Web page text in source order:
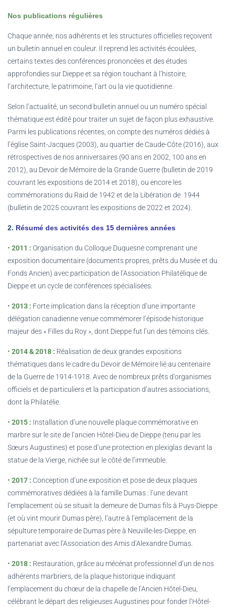
Nos publications régulières
Chaque année, nos adhérents et les structures officielles reçoivent
un bulletin annuel en couleur. Il reprend les activités écoulées,
certains textes des conférences prononcées et des études
approfondies sur Dieppe et sa région touchant à l’histoire,
l’architecture, le patrimoine, l’art ou la vie quotidienne.
Selon l’actualité, un second bulletin annuel ou un numéro spécial
thématique est édité pour traiter un sujet de façon plus exhaustive.
Parmi les publications récentes, on compte des numéros dédiés à
l’église Saint-Jacques (2003), au quartier de Caude-Côte (2016), aux
rétrospectives de nos anniversaires (90 ans en 2002, 100 ans en
2012), au Devoir de Mémoire de la Grande Guerre (bulletin de 2019
couvrant les expositions de 2014 et 2018), ou encore les
commémorations du Raid de 1942 et de la Libération de 1944
(bulletin de 2025 couvrant les expositions de 2022 et 2024).
2. Résumé des activités des 15 dernières années
• 2011 : Organisation du Colloque Duquesne comprenant une
exposition documentaire (documents propres, prêts du Musée et du
Fonds Ancien) avec participation de l’Association Philatélique de
Dieppe et un cycle de conférences spécialisées.
• 2013 : Forte implication dans la réception d’une importante
délégation canadienne venue commémorer l’épisode historique
majeur des « Filles du Roy », dont Dieppe fut l’un des témoins clés.
• 2014 & 2018 : Réalisation de deux grandes expositions
thématiques dans le cadre du Devoir de Mémoire lié au centenaire
de la Guerre de 1914-1918. Avec de nombreux prêts d’organismes
officiels et de particuliers et la participation d’autres associations,
dont la Philatélie.
• 2015 : Installation d’une nouvelle plaque commémorative en
marbre sur le site de l’ancien Hôtel-Dieu de Dieppe (tenu par les
Sœurs Augustines) et pose d’une protection en plexiglas devant la
statue de la Vierge, nichée sur le côté de l’immeuble.
• 2017 : Conception d’une exposition et pose de deux plaques
commémoratives dédiées à la famille Dumas : l’une devant
l’emplacement où se situait la demeure de Dumas fils à Puys-Dieppe
(et où vint mourir Dumas père), l’autre à l’emplacement de la
sépulture temporaire de Dumas père à Neuville-les-Dieppe, en
partenariat avec l’Association des Amis d’Alexandre Dumas.
• 2018 : Restauration, grâce au mécénat professionnel d’un de nos
adhérents marbriers, de la plaque historique indiquant
l’emplacement du chœur de la chapelle de l’Ancien Hôtel-Dieu,
célébrant le départ des religieuses Augustines pour fonder l’Hôtel-